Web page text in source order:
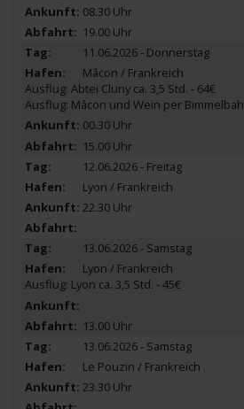
08.30 Uhr
19.00 Uhr
11.06.2026 - Donnerstag
Mâcon / Frankreich
Ausflug: Abtei Cluny ca. 3,5 Std. - 64€
Ausflug: Mâcon und Wein per
00.30 Uhr
15.00 Uhr
12.06.2026 - Freitag
Lyon / Frankreich
22.30 Uhr
13.06.2026 - Samstag
Lyon / Frankreich
Ausflug: Lyon ca. 3,5 Std. - 45€
13.00 Uhr
13.06.2026 - Samstag
Le Pouzin / Frankreich
23.30 Uhr